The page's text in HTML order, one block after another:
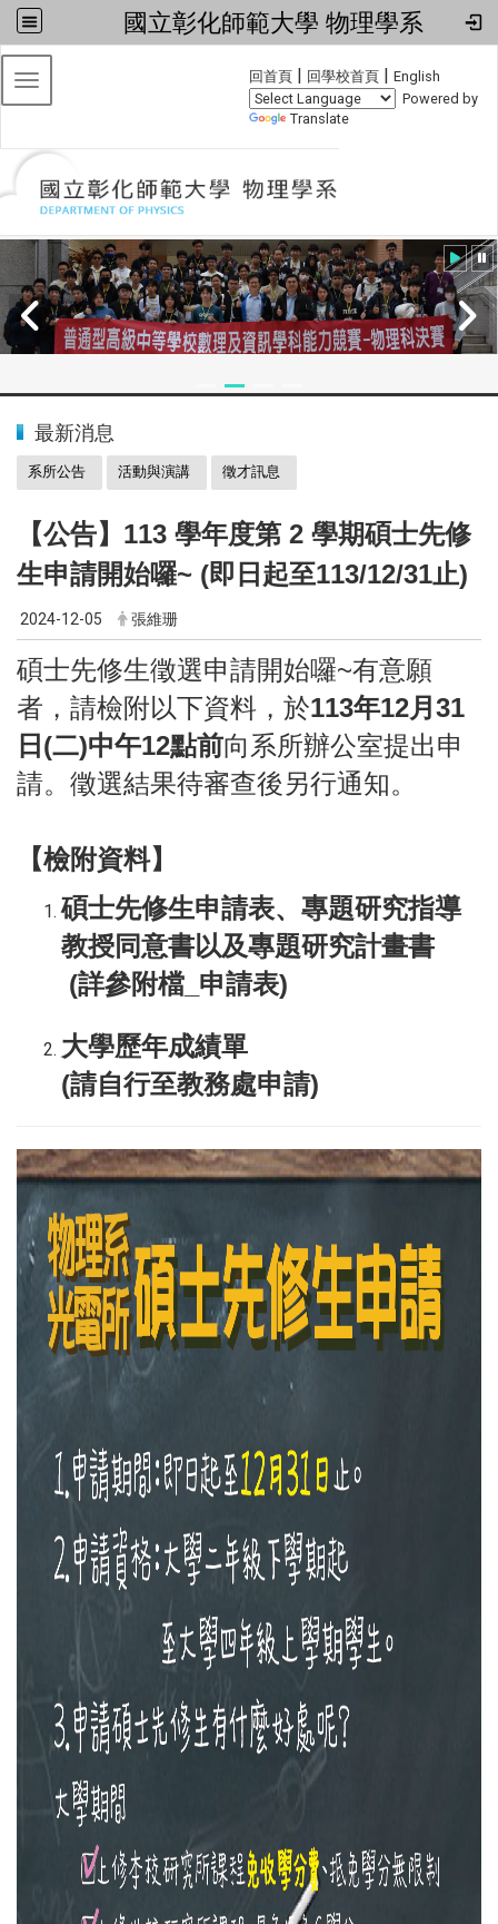
國立彰化師範大學 物理學系
回首頁 | 回學校首頁 | English
Powered by
Translate
Toggle navigation
最新消息
系所公告 活動與演講 徵才訊息
【公告】113 學年度第 2 學期碩士先修
生申請開始囉~ (即日起至113/12/31止)
2024-12-05 張維珊
碩士先修生徵選申請開始囉~有意願
者，請檢附以下資料，於113年12月31
日(二)中午12點前向系所辦公室提出申
請。徵選結果待審查後另行通知。
【檢附資料】
碩士先修生申請表、專題研究指導
教授同意書以及專題研究計畫書
(詳參附檔_申請表)
大學歷年成績單
(請自行至教務處申請)